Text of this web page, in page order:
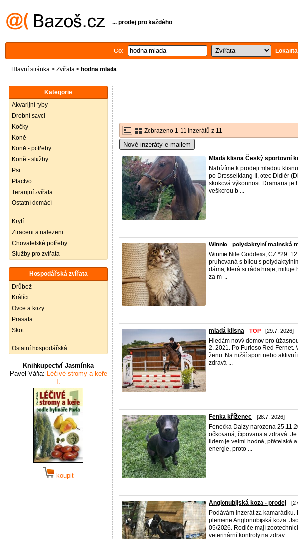
... prodej pro každého
Co:
Hlavní stránka > Zvířata > hodna mlada
Kategorie
Akvarijní ryby
Drobní savci
Kočky
Koně
Koně - potřeby
Koně - služby
Psi
Ptactvo
Terarijní zvířata
Ostatní domácí
Krytí
Ztraceni a nalezeni
Chovatelské potřeby
Služby pro zvířata
Hospodářská zvířata
Drůbež
Králíci
Ovce a kozy
Prasata
Skot
Ostatní hospodářská
Knihkupectví Jasmínka
Pavel Váňa: Léčivé stromy a keře
I.
koupit
Zobrazeno 1-11 inzerátů z 11
Nové inzeráty e-mailem
Mladá klisna Český sportovní
Nabízíme k prodeji mladou
po Drosselklang II, otec Didiér
skoková výkonnost. Dramaria je
veškerou b ...
Winnie - polydaktylní mainská
Winnie Nile Goddess, CZ *29.
pruhovaná s bílou s
dáma, která si ráda hraje, miluje
za m ...
mladá klisna - TOP - [29.7. 2026]
Hledám nový domov pro
2. 2021. Po Furioso Red Fernet.
ženu. Na nižší sport nebo aktivní
zdravá ...
Fenka kříženec - [28.7. 2026]
Fenečka Daizy narozena
očkovaná, čipovaná a zdravá.
lidem je velmi hodná, přátelská
energie, proto ...
Anglonubijská koza - prodej -
Podávám inzerát za
plemene Anglonubijská koza.
05/2026. Rodiče mají
veterinární kontroly na zdrav ...